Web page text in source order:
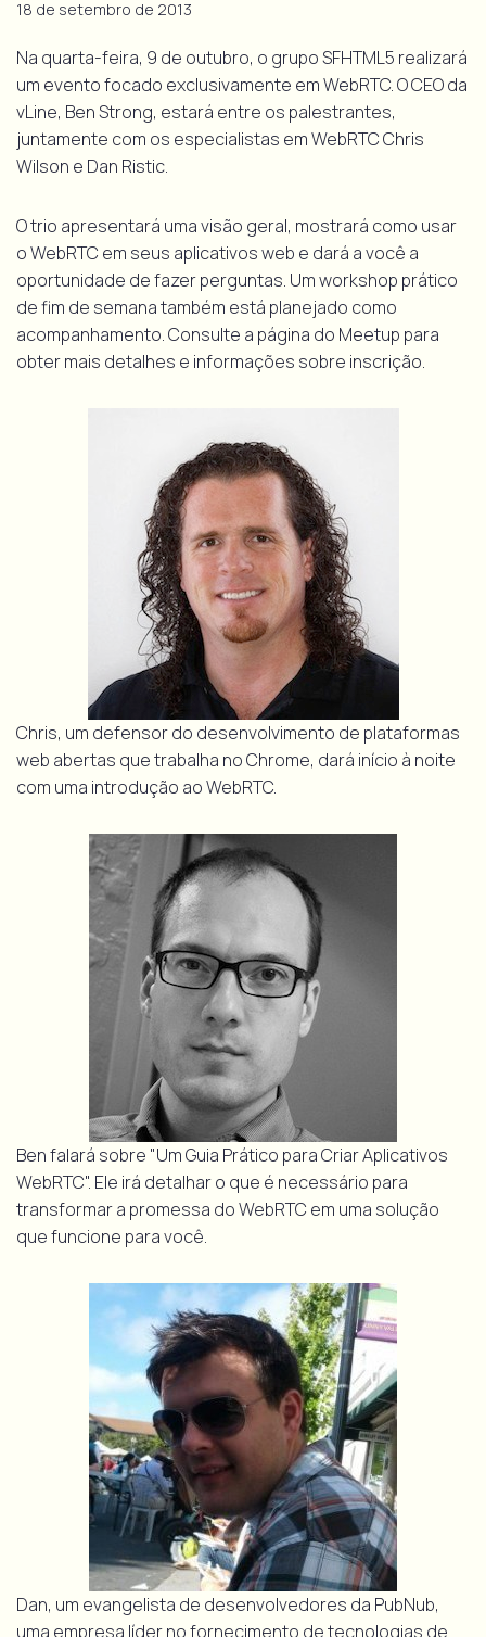
18 de setembro de 2013
Na quarta-feira, 9 de outubro, o grupo SFHTML5 realizará
um evento focado exclusivamente em WebRTC. O CEO da
vLine, Ben Strong, estará entre os palestrantes,
juntamente com os especialistas em WebRTC Chris
Wilson e Dan Ristic.
O trio apresentará uma visão geral, mostrará como usar
o WebRTC em seus aplicativos web e dará a você a
oportunidade de fazer perguntas. Um workshop prático
de fim de semana também está planejado como
acompanhamento. Consulte a página do Meetup para
obter mais detalhes e informações sobre inscrição.
Chris, um defensor do desenvolvimento de plataformas
web abertas que trabalha no Chrome, dará início à noite
com uma introdução ao WebRTC.
Ben falará sobre "Um Guia Prático para Criar Aplicativos
WebRTC". Ele irá detalhar o que é necessário para
transformar a promessa do WebRTC em uma solução
que funcione para você.
Dan, um evangelista de desenvolvedores da PubNub,
uma empresa líder no fornecimento de tecnologias de